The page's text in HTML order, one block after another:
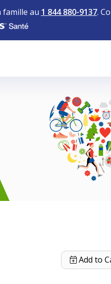
famille au 1 844 880-9137.
Add to